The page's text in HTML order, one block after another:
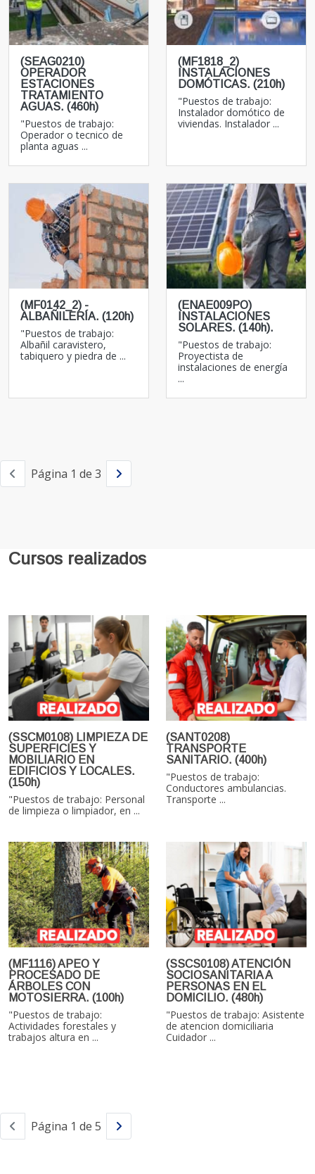
(SEAG0210)
OPERADOR
ESTACIONES
TRATAMIENTO
AGUAS. (460h)
"Puestos de trabajo:
Operador o tecnico de
planta aguas ...
(MF1818_2)
INSTALACIONES
DOMÓTICAS. (210h)
"Puestos de trabajo:
Instalador domótico de
viviendas. Instalador ...
(MF0142_2) -
ALBAÑILERÍA. (120h)
"Puestos de trabajo:
Albañil caravistero,
tabiquero y piedra de ...
(ENAE009PO)
INSTALACIONES
SOLARES. (140h).
"Puestos de trabajo:
Proyectista de
instalaciones de energía
...
Página 1 de 3
Cursos realizados
(SSCM0108) LIMPIEZA DE
SUPERFICIES Y
MOBILIARIO EN
EDIFICIOS Y LOCALES.
(150h)
"Puestos de trabajo: Personal
de limpieza o limpiador, en ...
(SANT0208)
TRANSPORTE
SANITARIO. (400h)
"Puestos de trabajo:
Conductores ambulancias.
Transporte ...
(MF1116) APEO Y
PROCESADO DE
ÁRBOLES CON
MOTOSIERRA. (100h)
"Puestos de trabajo:
Actividades forestales y
trabajos altura en ...
(SSCS0108) ATENCIÓN
SOCIOSANITARIA A
PERSONAS EN EL
DOMICILIO. (480h)
"Puestos de trabajo: Asistente
de atencion domiciliaria
Cuidador ...
Página 1 de 5